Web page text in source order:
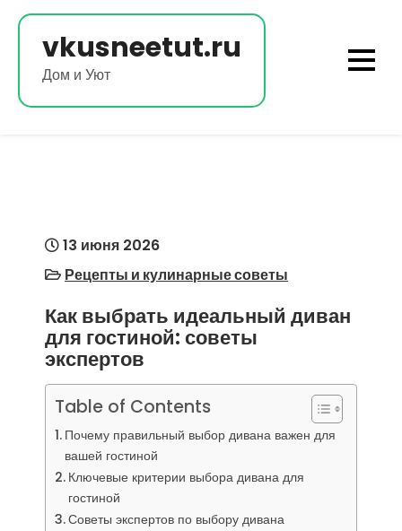
Перейти
содержимому
vkusneetut.ru
Дом и Уют
13 июня 2026
Рецепты и кулинарные советы
Как выбрать идеальный диван
для гостиной: советы
экспертов
Table of Contents
Почему правильный выбор дивана важен для
вашей гостиной
Ключевые критерии выбора дивана для
гостиной
Советы экспертов по выбору дивана